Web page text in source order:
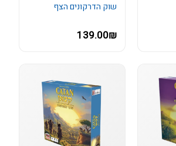
שוק הדרקונים הצף
139.00₪